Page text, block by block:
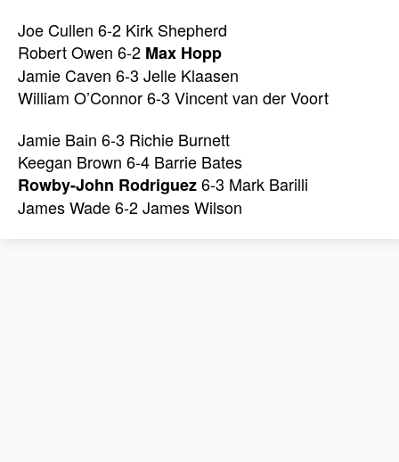
Joe Cullen 6-2 Kirk Shepherd
Robert Owen 6-2 Max Hopp
Jamie Caven 6-3 Jelle Klaasen
William O’Connor 6-3 Vincent van der Voort
Jamie Bain 6-3 Richie Burnett
Keegan Brown 6-4 Barrie Bates
Rowby-John Rodriguez6-3 Mark Barilli
James Wade 6-2 James Wilson